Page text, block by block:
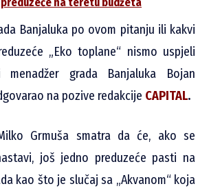
Banjaluka po ovom pitanju ili kakvi
„Eko toplane“ nismo uspjeli
menadžer grada Banjaluka Bojan
na pozive redakcije CAPITAL.
Grmuša smatra da će, ako se
još jedno preduzeće pasti na
kao što je slučaj sa „Akvanom“ koja